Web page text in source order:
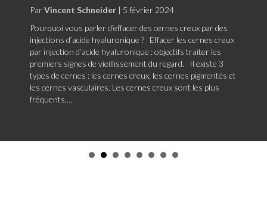
ParVincent Schneider | 5 février 2024
Pourquoi vous parler d’effacer des cernes creux par des
injections d’acide hyaluronique ? Effacer les cernes creux
par injection d’acide hyaluronique : objectifs traiter les
premiers signes de vieillissement du regard. Il existe 3
types de cernes : les cernes creux, les cernes pigmentés et
les cernes vasculaires. Les cernes creux sont les plus
fréquents,…